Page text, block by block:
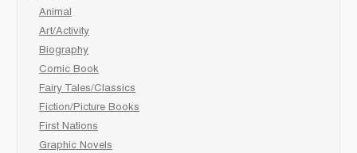
Animal
Art/Activity
Biography
Comic Book
Fairy Tales/Classics
Fiction/Picture Books
First Nations
Graphic Novels